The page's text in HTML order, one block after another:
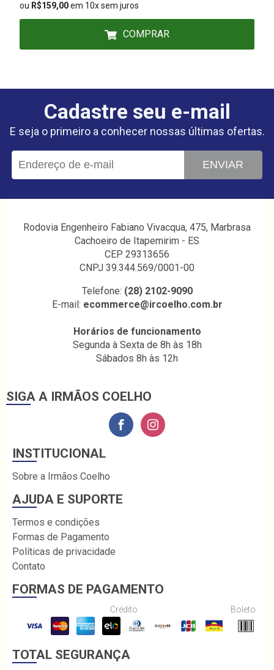
ou R$159,00em 10x sem juros
COMPRAR
Cadastre seu e-mail
E seja o primeiro a conhecer nossas últimas ofertas.
ENVIAR
Rodovia Engenheiro Fabiano Vivacqua, 475, Marbrasa
Cachoeiro de Itapemirim - ES
CEP 29313656
CNPJ 39.344.569/0001-00
Telefone: (28) 2102-9090
E-mail: ecommerce@ircoelho.com.br
Horários de funcionamento
Segunda à Sexta de 8h às 18h
Sábados 8h às 12h
SIGA A IRMÃOS COELHO
INSTITUCIONAL
Sobre a Irmãos Coelho
AJUDA E SUPORTE
Termos e condições
Formas de Pagamento
Políticas de privacidade
Contato
FORMAS DE PAGAMENTO
Crédito Boleto
TOTAL SEGURANÇA